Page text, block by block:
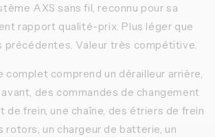
AXS sans fil, reconnu pour sa
rapport qualité-prix. Plus léger que
précédentes. Valeur très compétitive.
complet comprend un dérailleur arrière,
des commandes de changement
de frein, une chaîne, des étriers de frein
rotors, un chargeur de batterie, un